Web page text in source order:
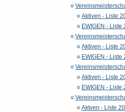
Aktiven - Liste
EWIGEN - Liste
Aktiven - Liste
EWIGEN - Liste
Aktiven - Liste
EWIGEN - Liste
Aktven - Liste